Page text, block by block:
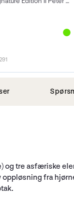
og tre asfæriske
fra